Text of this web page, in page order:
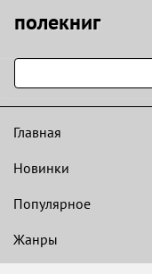
полекниг
Главная
Новинки
Популярное
Жанры